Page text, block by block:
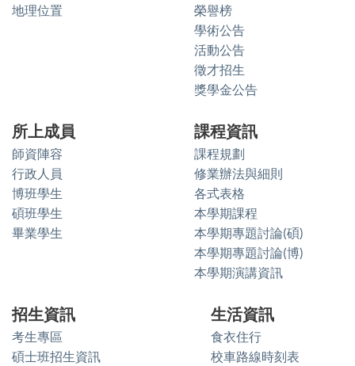
地理位置
榮譽榜
學術公告
活動公告
徵才招生
獎學金公告
所上成員
師資陣容
行政人員
博班學生
碩班學生
畢業學生
課程資訊
課程規劃
修業辦法與細則
各式表格
本學期課程
本學期專題討論(碩)
本學期專題討論(博)
本學期演講資訊
招生資訊
考生專區
碩士班招生資訊
生活資訊
食衣住行
校車路線時刻表